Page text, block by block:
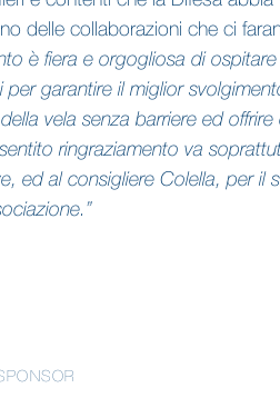
collaborazioni che ci
è fiera e orgogliosa di
garantire il miglior
vela senza barriere ed
ringraziamento va
ed al consigliere Colella, per il